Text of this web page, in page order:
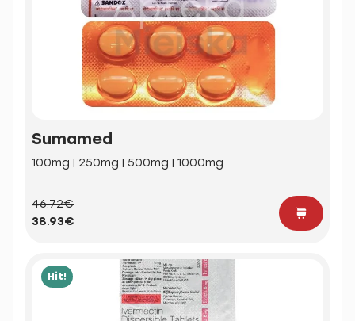
Sumamed
100mg | 250mg | 500mg | 1000mg
46.72€
38.93€
Hit!